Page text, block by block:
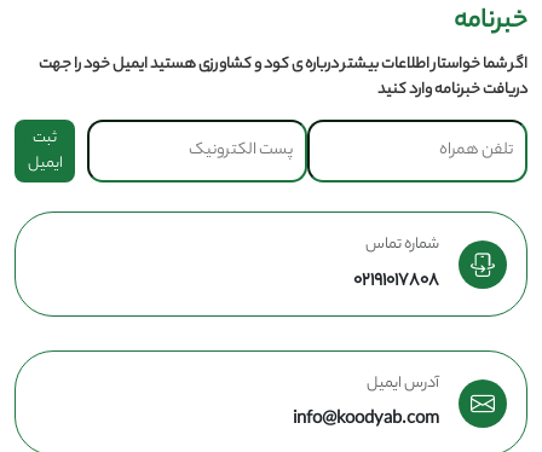
خبرنامه
اگر شما خواستار اطلاعات بیشتر درباره ی کود و کشاورزی هستید ایمیل خود را جهت
دریافت خبرنامه وارد کنید
ثبت
ایمیل
شماره تماس
02191017808
آدرس ایمیل
info@koodyab.com